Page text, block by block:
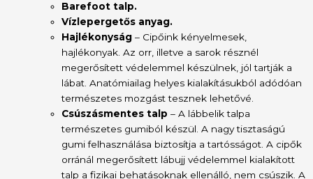
Barefoot talp.
Vízlepergetős anyag.
Hajlékonyság – Cipőink kényelmesek,
hajlékonyak. Az orr, illetve a sarok résznél
megerősített védelemmel készülnek, jól tartják a
lábat. Anatómiailag helyes kialakításukból adódóan
természetes mozgást tesznek lehetővé.
Csúszásmentes talp – A lábbelik talpa
természetes gumiból készül. A nagy tisztaságú
gumi felhasználása biztosítja a tartósságot. A cipők
orránál megerősített lábujj védelemmel kialakított
talp a fizikai behatásoknak ellenálló, nem csúszik. A